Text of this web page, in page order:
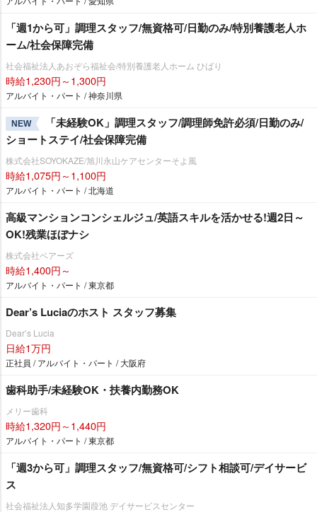
「週1から可」調理スタッフ/無資格可/日勤のみ/特別養護老人ホ
ーム/社会保障完備
社会福祉法人あおぞら福祉会/特別養護老人ホーム ひばり
時給1,230円～1,300円
アルバイト・パート / 神奈川県
NEW
「未経験OK」調理スタッフ/調理師免許必須/日勤のみ/
ショートステイ/社会保障完備
株式会社SOYOKAZE/旭川永山ケアセンターそよ風
時給1,075円～1,100円
アルバイト・パート / 北海道
高級マンションコンシェルジュ/英語スキルを活かせる!週2日～
OK!残業ほぼナシ
株式会社ベアーズ
時給1,400円～
アルバイト・パート / 東京都
Dear’s Luciaのホスト スタッフ募集
Dear’s Lucia
日給1万円
正社員 / アルバイト・パート / 大阪府
歯科助手/未経験OK・扶養内勤務OK
メリー歯科
時給1,320円～1,440円
アルバイト・パート / 東京都
「週3から可」調理スタッフ/無資格可/シフト相談可/デイサービ
ス
社会福祉法人知多学園葭池 デイサービスセンター